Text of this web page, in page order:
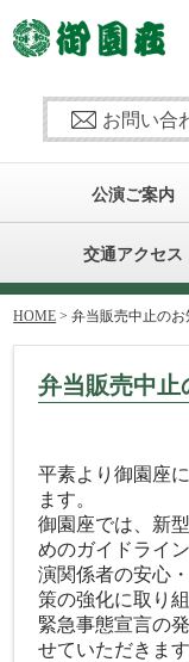
お問い合
公演ご案内
交通アクセス
HOME > 弁当販売中止のお
弁当販売中止
平素より御園座
ます。
御園座では、新
めのガイドライ
演関係者の安心
策の強化に取り
緊急事態宣言の
せていただきます